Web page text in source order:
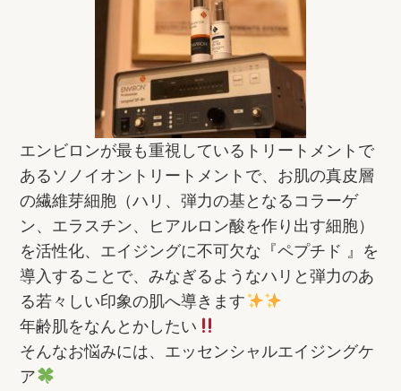
エンビロンが最も重視しているトリートメントで
あるソノイオントリートメントで、お肌の真皮層
の繊維芽細胞（ハリ、弾力の基となるコラーゲ
ン、エラスチン、ヒアルロン酸を作り出す細胞）
を活性化、エイジングに不可欠な『ペプチド 』を
導入することで、みなぎるようなハリと弾力のあ
る若々しい印象の肌へ導きます
年齢肌をなんとかしたい
そんなお悩みには、エッセンシャルエイジングケ
ア